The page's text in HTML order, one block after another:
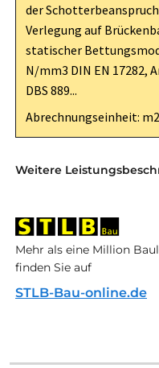
der
Verlegung auf
statischer
N/mm3 DIN EN 17282,
DBS 889...
Abrechnungseinheit: m2
Weitere
Mehr als eine Million
finden Sie auf
STLB-Bau-online.de